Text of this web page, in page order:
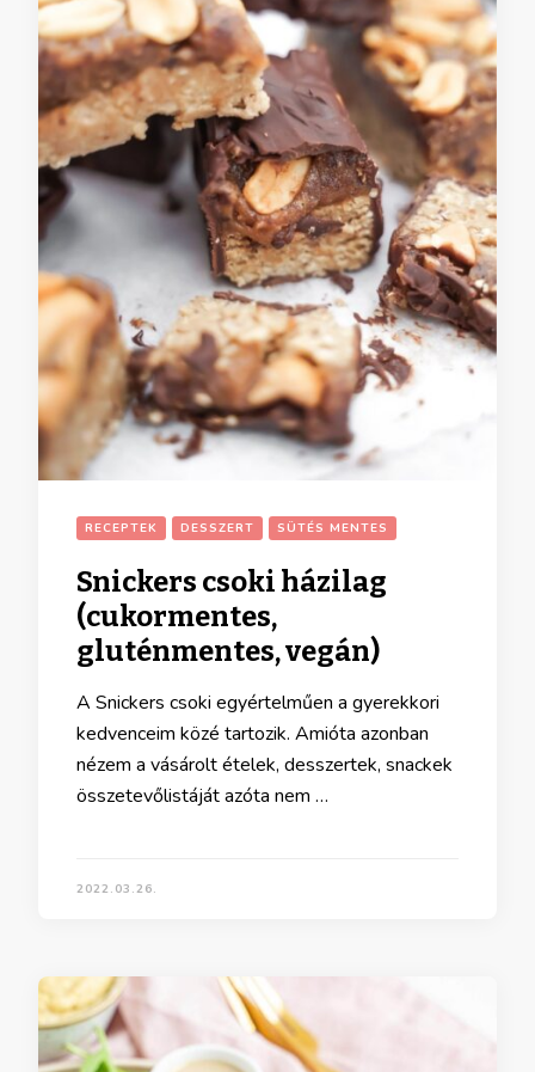
RECEPTEK DESSZERT SÜTÉS MENTES
Snickers csoki házilag
(cukormentes,
gluténmentes, vegán)
A Snickers csoki egyértelműen a gyerekkori
kedvenceim közé tartozik. Amióta azonban
nézem a vásárolt ételek, desszertek, snackek
összetevőlistáját azóta nem …
2022.03.26.